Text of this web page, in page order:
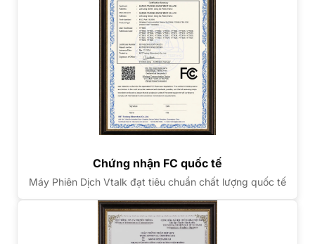
Chứng nhận FC quốc tế
Máy Phiên Dịch Vtalk đạt tiêu chuẩn chất lượng quốc tế